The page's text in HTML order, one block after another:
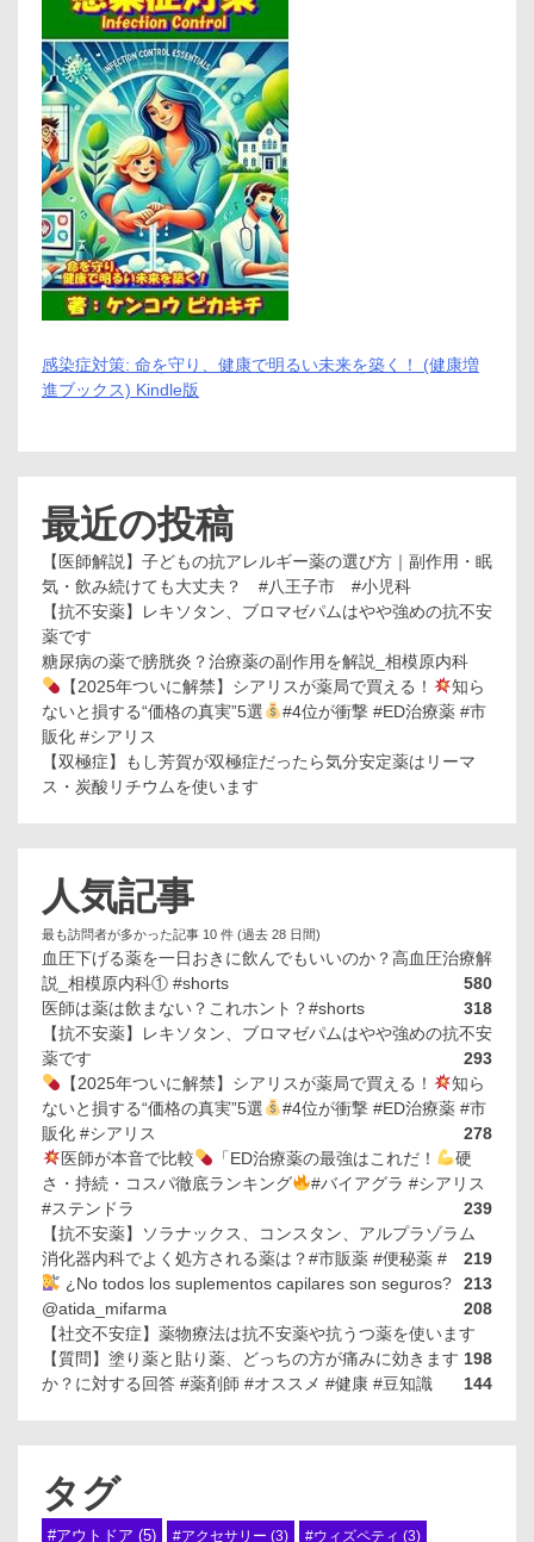
感染症対策: 命を守り、健康で明るい未来を築く！ (健康増
進ブックス) Kindle版
最近の投稿
【医師解説】子どもの抗アレルギー薬の選び方｜副作用・眠
気・飲み続けても大丈夫？ #八王子市 #小児科
【抗不安薬】レキソタン、ブロマゼパムはやや強めの抗不安
薬です
糖尿病の薬で膀胱炎？治療薬の副作用を解説_相模原内科
【2025年ついに解禁】シアリスが薬局で買える！
知ら
ないと損する“価格の真実”5選
#4位が衝撃 #ED治療薬 #市
販化 #シアリス
【双極症】もし芳賀が双極症だったら気分安定薬はリーマ
ス・炭酸リチウムを使います
人気記事
最も訪問者が多かった記事 10 件 (過去 28 日間)
血圧下げる薬を一日おきに飲んでもいいのか？高血圧治療解
説_相模原内科① #shorts
580
医師は薬は飲まない？これホント？#shorts
318
【抗不安薬】レキソタン、ブロマゼパムはやや強めの抗不安
薬です
293
【2025年ついに解禁】シアリスが薬局で買える！
知ら
ないと損する“価格の真実”5選
#4位が衝撃 #ED治療薬 #市
販化 #シアリス
278
医師が本音で比較
「ED治療薬の最強はこれだ！
硬
さ・持続・コスパ徹底ランキング
#バイアグラ #シアリス
#ステンドラ
239
【抗不安薬】ソラナックス、コンスタン、アルプラゾラム
219
消化器内科でよく処方される薬は？#市販薬 #便秘薬 #
213
¿No todos los suplementos capilares son seguros?
@atida_mifarma
208
【社交不安症】薬物療法は抗不安薬や抗うつ薬を使います
198
【質問】塗り薬と貼り薬、どっちの方が痛みに効きます
か？に対する回答 #薬剤師 #オススメ #健康 #豆知識
144
タグ
#アウトドア (5) #アクセサリー (3) #ウィズペティ (3)